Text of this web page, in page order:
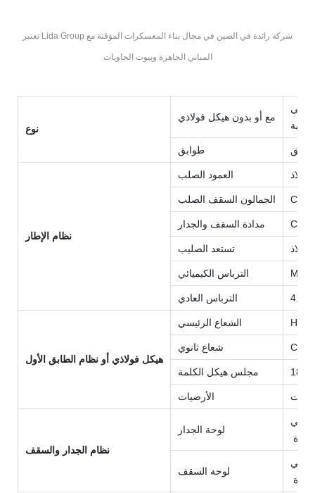
تعتبر Lida Group شركة رائدة في الصين في مجال بناء المعسكرات المؤقتة مع
المباني الجاهزة وبيوت الحاويات
نوع
مع أو بدون هيكل فولاذي
طوابق
نظام الإطار
العمود الصلب
الجمالون السقف الصلب
مدادة السقف والجدار
تستعد الصليب
الترباس الكيميائي
الترباس العادي
هيكل فولاذي أو نظام الطابق الأول
الشعاع الرئيسي
شعاع ثانوي
مجلس هيكل الكلمة
الأرضيات
نظام الجدار والسقف
لوحة الجدار
لوحة السقف